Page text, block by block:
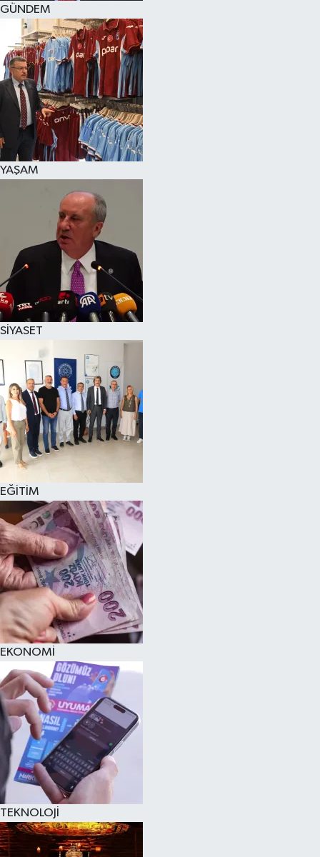
GÜNDEM
YAŞAM
SİYASET
EĞİTİM
EKONOMİ
TEKNOLOJİ
SPOR
KÜLTÜR SANAT
FRAGMANLAR